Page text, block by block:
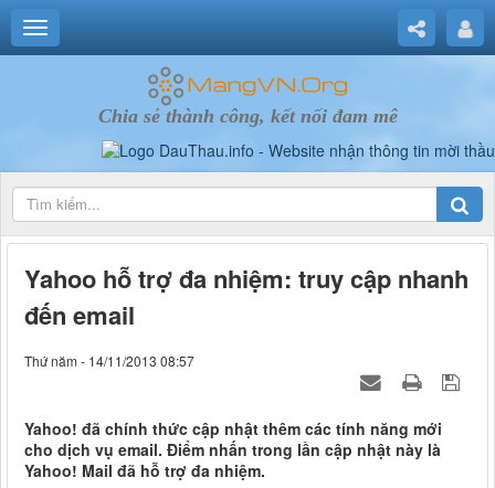
Chia sẻ thành công, kết nối đam mê
Yahoo hỗ trợ đa nhiệm: truy cập nhanh
đến email
Thứ năm - 14/11/2013 08:57
Yahoo! đã chính thức cập nhật thêm các tính năng mới
cho dịch vụ email. Điểm nhấn trong lần cập nhật này là
Yahoo! Mail đã hỗ trợ đa nhiệm.